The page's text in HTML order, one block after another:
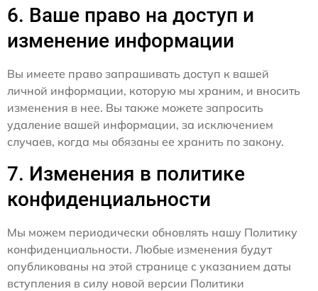
6. Ваше право на доступ и
изменение информации
Вы имеете право запрашивать доступ к вашей
личной информации, которую мы храним, и вносить
изменения в нее. Вы также можете запросить
удаление вашей информации, за исключением
случаев, когда мы обязаны ее хранить по закону.
7. Изменения в политике
конфиденциальности
Мы можем периодически обновлять нашу Политику
конфиденциальности. Любые изменения будут
опубликованы на этой странице с указанием даты
вступления в силу новой версии Политики